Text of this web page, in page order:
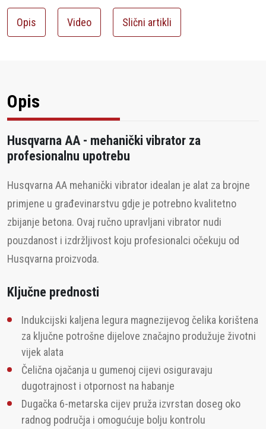
Opis Video Slični artikli
Opis
Husqvarna AA - mehanički vibrator za
profesionalnu upotrebu
Husqvarna AA mehanički vibrator idealan je alat za brojne
primjene u građevinarstvu gdje je potrebno kvalitetno
zbijanje betona. Ovaj ručno upravljani vibrator nudi
pouzdanost i izdržljivost koju profesionalci očekuju od
Husqvarna proizvoda.
Ključne prednosti
Indukcijski kaljena legura magnezijevog čelika korištena
za ključne potrošne dijelove značajno produžuje životni
vijek alata
Čelična ojačanja u gumenoj cijevi osiguravaju
dugotrajnost i otpornost na habanje
Dugačka 6-metarska cijev pruža izvrstan doseg oko
radnog područja i omogućuje bolju kontrolu